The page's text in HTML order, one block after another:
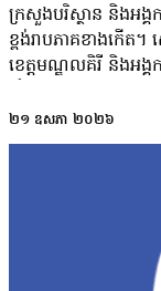
ក្រសួងបរិស្ថាន និងអង្
ខ្ពង់រាបភាគខាងកើត
ខេត្តមណ្ឌលគិរី និងអង្
ពេលវែង តាមរយៈវិធ
ទឹកសាបដែលមានសារៈ
Conservation of
លែងក្រពើភ្នំនៅថ្ងៃ
ដែលកម្ពុជាត្រូវបាន
និងសហគមន៍មូលដ្ឋាន ក្
ជម្រកធម្មជាតិ ការ
២១ ឧសភា ២០២៦